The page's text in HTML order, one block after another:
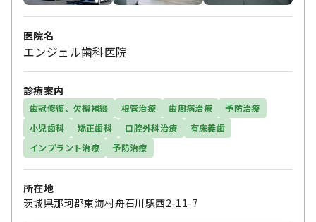
医院名
エンジェル歯科医院
診療案内
歯冠修復、欠損補綴 根管治療 歯周病治療
予防治療
小児歯科
矯正歯科 口腔外科治療
有床義歯
インプラント治療
予防治療
所在地
茨城県那珂郡東海村舟石川駅西2-11-7